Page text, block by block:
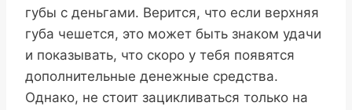
губы с деньгами. Верится, что если верхняя
губа чешется, это может быть знаком удачи
и показывать, что скоро у тебя появятся
дополнительные денежные средства.
Однако, не стоит зацикливаться только на